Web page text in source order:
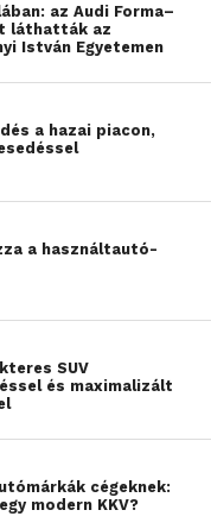
az Audi Forma–
láthatták az
István Egyetemen
a hazai piacon,
a használtautó-
SUV
és maximalizált
cégeknek:
modern KKV?